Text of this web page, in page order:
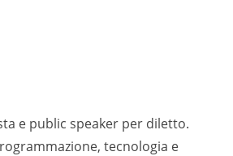
e public speaker per diletto.
tecnologia e